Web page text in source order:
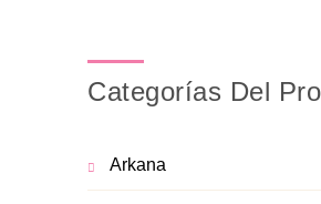
Categorías Del
Arkana